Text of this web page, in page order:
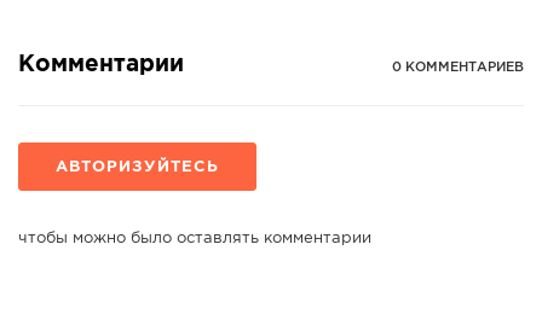
Комментарии 0 КОММЕНТАРИЕВ
АВТОРИЗУЙТЕСЬ
чтобы можно было оставлять комментарии